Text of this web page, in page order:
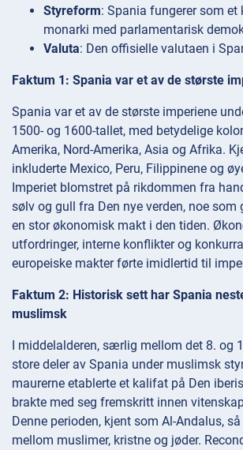
Styreform: Spania fungerer som
monarki med parlamentarisk
Valuta: Den offisielle valutaen i
Faktum 1: Spania var et av de største
Spania var et av de største imperiene
1500- og 1600-tallet, med betydelige
Amerika, Nord-Amerika, Asia og Afrika.
inkluderte Mexico, Peru, Filippinene og
Imperiet blomstret på rikdommen fra
sølv og gull fra Den nye verden, noe som
en stor økonomisk makt i den tiden.
utfordringer, interne konflikter og
europeiske makter førte imidlertid til
Faktum 2: Historisk sett har Spania
muslimsk
I middelalderen, særlig mellom det 8. og
store deler av Spania under muslimsk
maurerne etablerte et kalifat på Den
brakte med seg fremskritt innen
Denne perioden, kjent som Al-Andalus,
mellom muslimer, kristne og jøder.